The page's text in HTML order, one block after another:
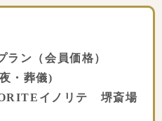
ン（会員価格）
・葬儀)
イノリテ 堺斎場